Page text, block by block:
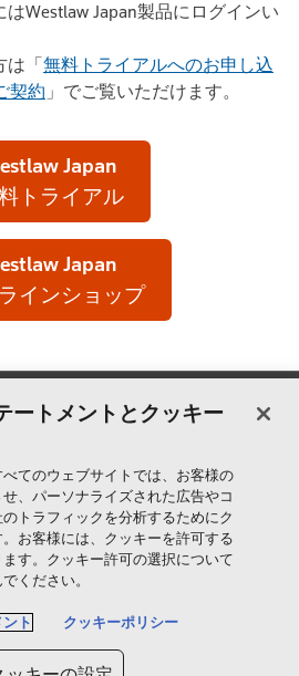
Westlaw Japan製品にログインい
「 無料トライアルへのお申し込
契約 」でご覧いただけます。
Japan
トライアル
Japan
インショップ
ートメントとクッキー
てのウェブサイトでは、お客様の
、パーソナライズされた広告やコ
トラフィックを分析するためにク
お客様には、クッキーを許可する
す。クッキー許可の選択について
ください。
ト クッキーポリシー